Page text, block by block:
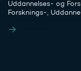
Uddannelses- og
Forsknings-,